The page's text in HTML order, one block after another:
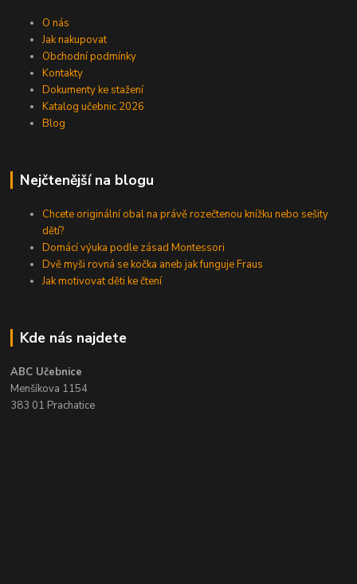
O nás
Jak nakupovat
Obchodní podmínky
Kontakty
Dokumenty ke stažení
Katalog učebnic 2026
Blog
Nejčtenější na blogu
Chcete originální obal na právě rozečtenou knížku nebo sešity
dětí?
Domácí výuka podle zásad Montessori
Dvě myši rovná se kočka aneb jak funguje Fraus
Jak motivovat děti ke čtení
Kde nás najdete
ABC Učebnice
Menšíkova 1154
383 01 Prachatice